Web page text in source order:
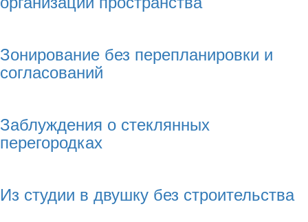
Зонирование без перепланировки и
согласований
Заблуждения о стеклянных
перегородках
Из студии в двушку без строительства